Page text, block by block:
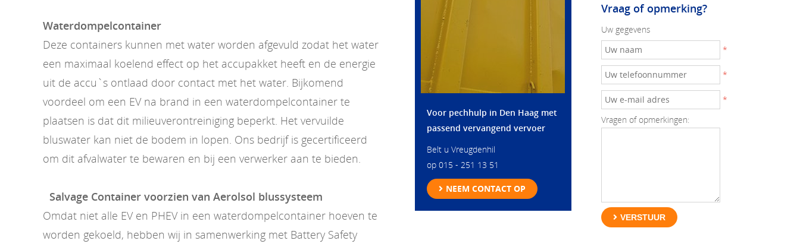
Waterdompelcontainer
Deze containers kunnen met water worden afgevuld zodat het water
een maximaal koelend effect op het accupakket heeft en de energie
uit de accu`s ontlaad door contact met het water. Bijkomend
voordeel om een EV na brand in een waterdompelcontainer te
plaatsen is dat dit milieuverontreiniging beperkt. Het vervuilde
bluswater kan niet de bodem in lopen. Ons bedrijf is gecertificeerd
om dit afvalwater te bewaren en bij een verwerker aan te bieden.
Salvage Container voorzien van Aerolsol blussysteem
Omdat niet alle EV en PHEV in een waterdompelcontainer hoeven te
worden gekoeld, hebben wij in samenwerking met Battery Safety
Voor pechhulp in Den Haag met
passend vervangend vervoer
Belt u Vreugdenhil
op 015 - 251 13 51
NEEM CONTACT OP
Vraag of opmerking?
Uw gegevens
*
*
*
Vragen of opmerkingen:
VERSTUUR